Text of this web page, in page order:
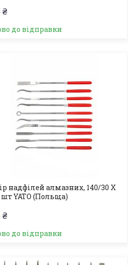
₴
до відправки
надфілей алмазних, 140/30 Х
шт YATO (Польща)
₴
до відправки